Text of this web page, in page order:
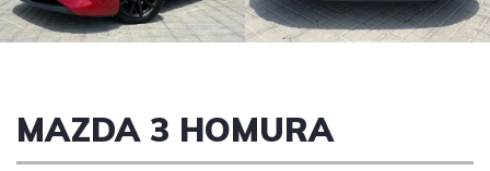
MAZDA 3 HOMURA